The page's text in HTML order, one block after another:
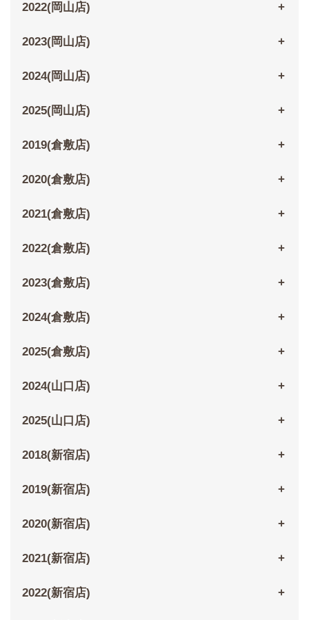
2022(岡山店)
2023(岡山店)
2024(岡山店)
2025(岡山店)
2019(倉敷店)
2020(倉敷店)
2021(倉敷店)
2022(倉敷店)
2023(倉敷店)
2024(倉敷店)
2025(倉敷店)
2024(山口店)
2025(山口店)
2018(新宿店)
2019(新宿店)
2020(新宿店)
2021(新宿店)
2022(新宿店)